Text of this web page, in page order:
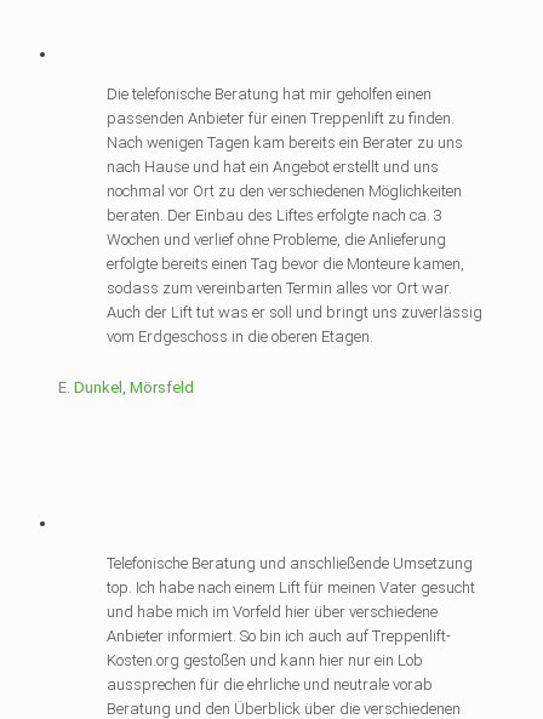
Die telefonische Beratung hat mir geholfen einen
passenden Anbieter für einen Treppenlift zu finden.
Nach wenigen Tagen kam bereits ein Berater zu uns
nach Hause und hat ein Angebot erstellt und uns
nochmal vor Ort zu den verschiedenen Möglichkeiten
beraten. Der Einbau des Liftes erfolgte nach ca. 3
Wochen und verlief ohne Probleme, die Anlieferung
erfolgte bereits einen Tag bevor die Monteure kamen,
sodass zum vereinbarten Termin alles vor Ort war.
Auch der Lift tut was er soll und bringt uns zuverlässig
vom Erdgeschoss in die oberen Etagen.
E. Dunkel, Mörsfeld
Telefonische Beratung und anschließende Umsetzung
top. Ich habe nach einem Lift für meinen Vater gesucht
und habe mich im Vorfeld hier über verschiedene
Anbieter informiert. So bin ich auch auf Treppenlift-
Kosten.org gestoßen und kann hier nur ein Lob
aussprechen für die ehrliche und neutrale vorab
Beratung und den Überblick über die verschiedenen